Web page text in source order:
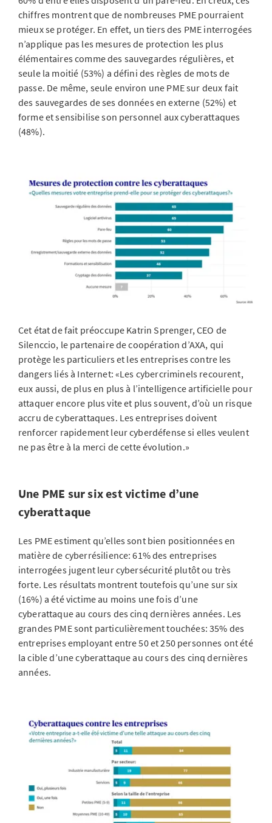
chiffres montrent que de nombreuses PME pourraient
mieux se protéger. En effet, un tiers des PME interrogées
n’applique pas les mesures de protection les plus
élémentaires comme des sauvegardes régulières, et
seule la moitié (53%) a défini des règles de mots de
passe. De même, seule environ une PME sur deux fait
des sauvegardes de ses données en externe (52%) et
forme et sensibilise son personnel aux cyberattaques
(48%).
Cet état de fait préoccupe Katrin Sprenger, CEO de
Silenccio, le partenaire de coopération d’AXA, qui
protège les particuliers et les entreprises contre les
dangers liés à Internet: «Les cybercriminels recourent,
eux aussi, de plus en plus à l’intelligence artificielle pour
attaquer encore plus vite et plus souvent, d’où un risque
accru de cyberattaques. Les entreprises doivent
renforcer rapidement leur cyberdéfense si elles veulent
ne pas être à la merci de cette évolution.»
Une PME sur six est victime d’une
cyberattaque
Les PME estiment qu’elles sont bien positionnées en
matière de cyberrésilience: 61% des entreprises
interrogées jugent leur cybersécurité plutôt ou très
forte. Les résultats montrent toutefois qu’une sur six
(16%) a été victime au moins une fois d’une
cyberattaque au cours des cinq dernières années. Les
grandes PME sont particulièrement touchées: 35% des
entreprises employant entre 50 et 250 personnes ont été
la cible d’une cyberattaque au cours des cinq dernières
années.